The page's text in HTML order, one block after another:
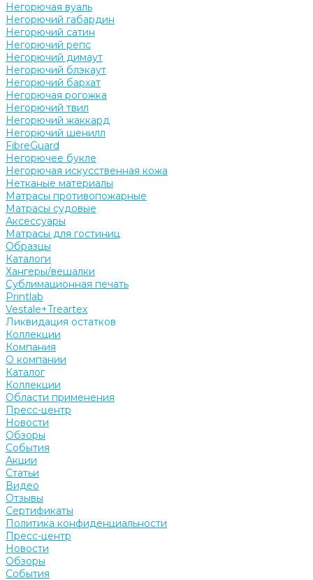
Негорючая вуаль
Негорючий габардин
Негорючий сатин
Негорючий репс
Негорючий димаут
Негорючий блэкаут
Негорючий бархат
Негорючая рогожка
Негорючий твил
Негорючий жаккард
Негорючий шенилл
FibreGuard
Негорючее букле
Негорючая искусственная кожа
Нетканые материалы
Матрасы противопожарные
Матрасы судовые
Аксессуары
Матрасы для гостиниц
Образцы
Каталоги
Хангеры/вешалки
Сублимационная печать
Printlab
Vestale+Treartex
Ликвидация остатков
Коллекции
Компания
О компании
Каталог
Коллекции
Области применения
Пресс-центр
Новости
Обзоры
События
Акции
Статьи
Видео
Отзывы
Сертификаты
Политика конфиденциальности
Пресс-центр
Новости
Обзоры
События